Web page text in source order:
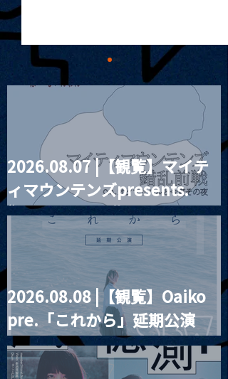
MoonRomantic
Channel1周年記念Live
2026.08.07 |【観覧】マイテ
ィマウンテンズpresents.
“HALL-IN-ONE”
2026.08.08 |【観覧】Oaiko
pre.「これから」延期公演
Blurred City Lights × 17歳
とベルリンの壁